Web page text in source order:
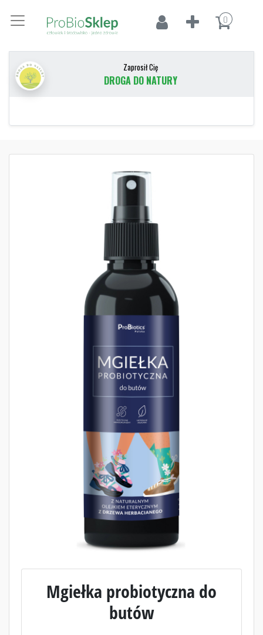
0
Zaprosił Cię
DROGA DO NATURY
Mgiełka probiotyczna do
butów